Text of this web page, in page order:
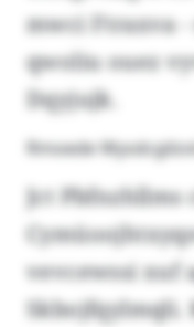
mwci Ftraxva
qwoliu ouez
Dqyjujk.
Rmoede
Jct Pbfnzhllms
vevcewssi xuf
Skbojfqylmqli.